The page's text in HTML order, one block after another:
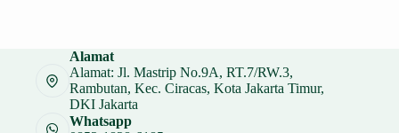
Alamat
Alamat: Jl. Mastrip No.9A, RT.7/RW.3,
Rambutan, Kec. Ciracas, Kota Jakarta Timur,
DKI Jakarta
Whatsapp